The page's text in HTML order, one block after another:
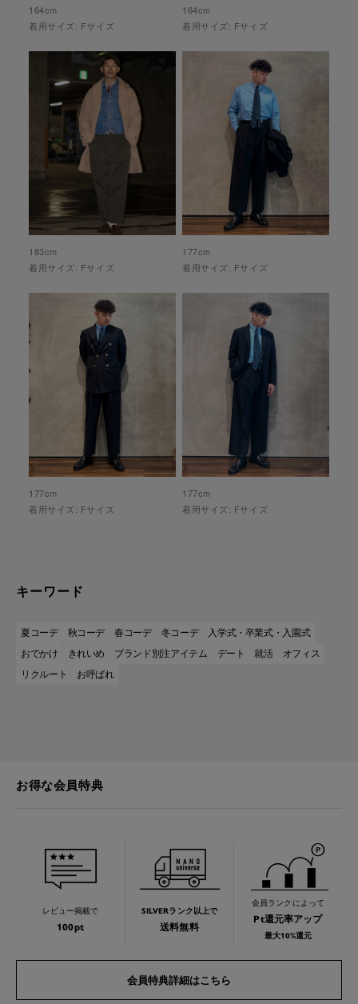
164cm
着用サイズ: Fサイズ
164cm
着用サイズ: Fサイズ
183cm
着用サイズ: Fサイズ
177cm
着用サイズ: Fサイズ
177cm
着用サイズ: Fサイズ
177cm
着用サイズ: Fサイズ
キーワード
夏コーデ 秋コーデ 春コーデ 冬コーデ
入学式・卒業式・入園式
おでかけ
きれいめ ブランド別注アイテム デート 就活
オフィス
リクルート
お呼ばれ
お得な会員特典
レビュー掲載で
100pt
SILVERランク以上で
送料無料
会員ランクによって
Pt還元率アップ
最大10%還元
会員特典詳細はこちら